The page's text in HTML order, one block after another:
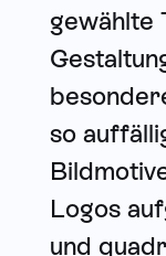
gewählte
so
Logos
und